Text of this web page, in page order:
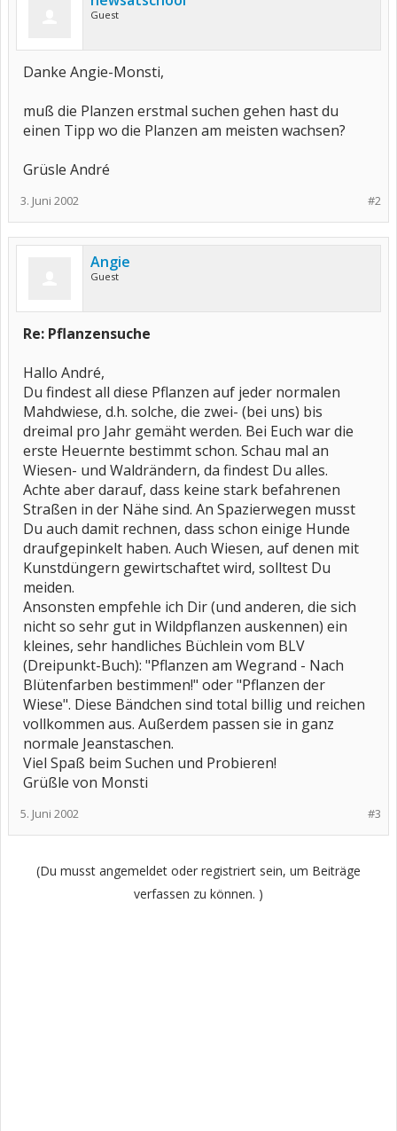
Guest
Danke Angie-Monsti,
muß die Planzen erstmal suchen gehen hast du
einen Tipp wo die Planzen am meisten wachsen?
Grüsle André
#2
3. Juni 2002
Angie
Guest
Re: Pflanzensuche
Hallo André,
Du findest all diese Pflanzen auf jeder normalen
Mahdwiese, d.h. solche, die zwei- (bei uns) bis
dreimal pro Jahr gemäht werden. Bei Euch war die
erste Heuernte bestimmt schon. Schau mal an
Wiesen- und Waldrändern, da findest Du alles.
Achte aber darauf, dass keine stark befahrenen
Straßen in der Nähe sind. An Spazierwegen musst
Du auch damit rechnen, dass schon einige Hunde
draufgepinkelt haben. Auch Wiesen, auf denen mit
Kunstdüngern gewirtschaftet wird, solltest Du
meiden.
Ansonsten empfehle ich Dir (und anderen, die sich
nicht so sehr gut in Wildpflanzen auskennen) ein
kleines, sehr handliches Büchlein vom BLV
(Dreipunkt-Buch): "Pflanzen am Wegrand - Nach
Blütenfarben bestimmen!" oder "Pflanzen der
Wiese". Diese Bändchen sind total billig und reichen
vollkommen aus. Außerdem passen sie in ganz
normale Jeanstaschen.
Viel Spaß beim Suchen und Probieren!
Grüßle von Monsti
#3
5. Juni 2002
(Du musst angemeldet oder registriert sein, um Beiträge
verfassen zu können. )